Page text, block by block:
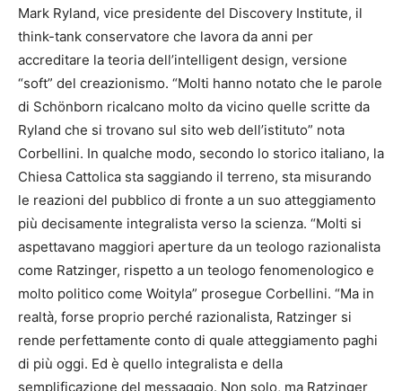
Mark Ryland, vice presidente del Discovery Institute, il
think-tank conservatore che lavora da anni per
accreditare la teoria dell’intelligent design, versione
“soft” del creazionismo. “Molti hanno notato che le parole
di Schönborn ricalcano molto da vicino quelle scritte da
Ryland che si trovano sul sito web dell’istituto” nota
Corbellini. In qualche modo, secondo lo storico italiano, la
Chiesa Cattolica sta saggiando il terreno, sta misurando
le reazioni del pubblico di fronte a un suo atteggiamento
più decisamente integralista verso la scienza. “Molti si
aspettavano maggiori aperture da un teologo razionalista
come Ratzinger, rispetto a un teologo fenomenologico e
molto politico come Woityla” prosegue Corbellini. “Ma in
realtà, forse proprio perché razionalista, Ratzinger si
rende perfettamente conto di quale atteggiamento paghi
di più oggi. Ed è quello integralista e della
semplificazione del messaggio. Non solo, ma Ratzinger